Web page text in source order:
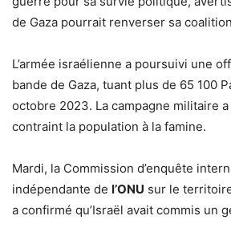
de Gaza pourrait renverser sa
L’armée israélienne a poursuivi une
bande de Gaza, tuant plus de 65 100
octobre 2023. La campagne militaire a
contraint la population à la famine.
Mardi, la Commission d’enquête
indépendante de l’ONU sur le
a confirmé qu’Israël avait commis un